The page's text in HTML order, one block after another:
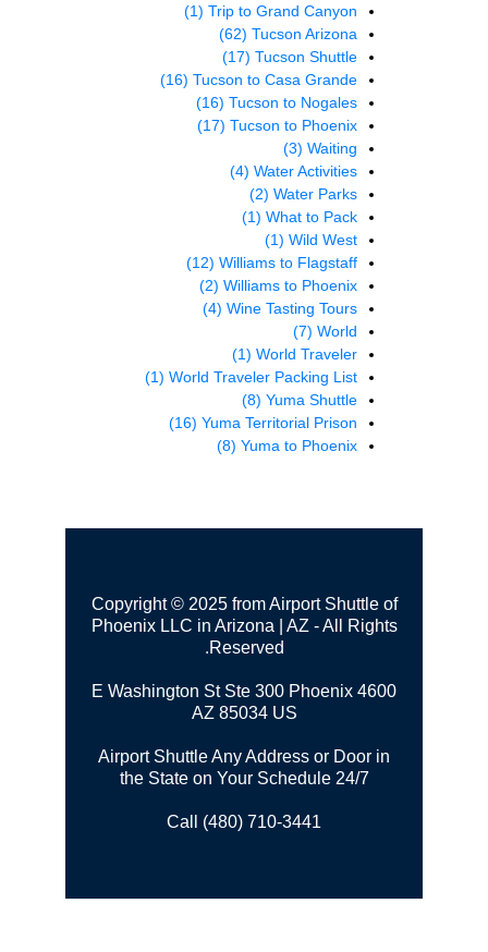
Trip to Grand Canyon
(1)
Tucson Arizona
(62)
Tucson Shuttle
(17)
Tucson to Casa Grande
(16)
Tucson to Nogales
(16)
Tucson to Phoenix
(17)
Waiting
(3)
Water Activities
(4)
Water Parks
(2)
What to Pack
(1)
Wild West
(1)
Williams to Flagstaff
(12)
Williams to Phoenix
(2)
Wine Tasting Tours
(4)
World
(7)
World Traveler
(1)
World Traveler Packing List
(1)
Yuma Shuttle
(8)
Yuma Territorial Prison
(16)
Yuma to Phoenix
(8)
Copyright © 2025 from Airport Shuttle of
Phoenix LLC in Arizona | AZ - All Rights
Reserved.
4600 E Washington St Ste 300
Phoenix
AZ 85034 US
Airport Shuttle Any Address or Door in
the State on Your Schedule 24/7
Call (480) 710-3441